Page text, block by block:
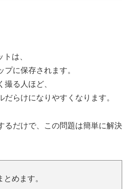
は、
に保存されます。
撮る人ほど、
だらけになりやすくなります。
るだけで、この問題は簡単に解決
めます。